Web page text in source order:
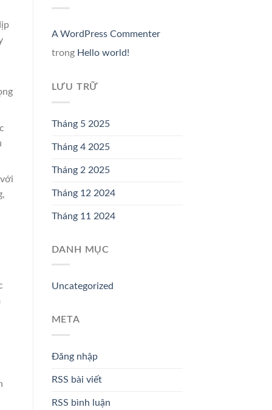
A WordPress Commenter
trong Hello world!
LƯU TRỮ
Tháng 5 2025
Tháng 4 2025
Tháng 2 2025
Tháng 12 2024
Tháng 11 2024
DANH MỤC
Uncategorized
META
Đăng nhập
RSS bài viết
RSS bình luận